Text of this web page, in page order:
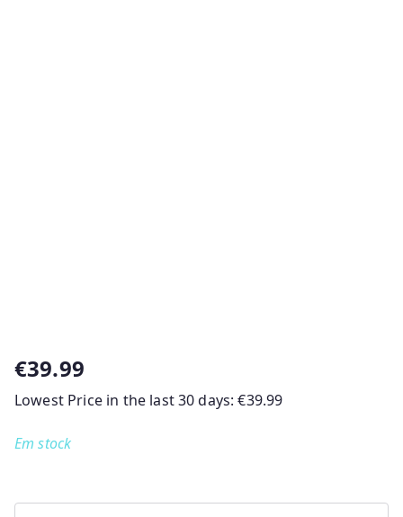
€39.99
Lowest Price in the last 30 days:€39.99
Em stock